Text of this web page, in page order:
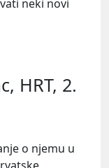
neki novi
HRT, 2.
o njemu u